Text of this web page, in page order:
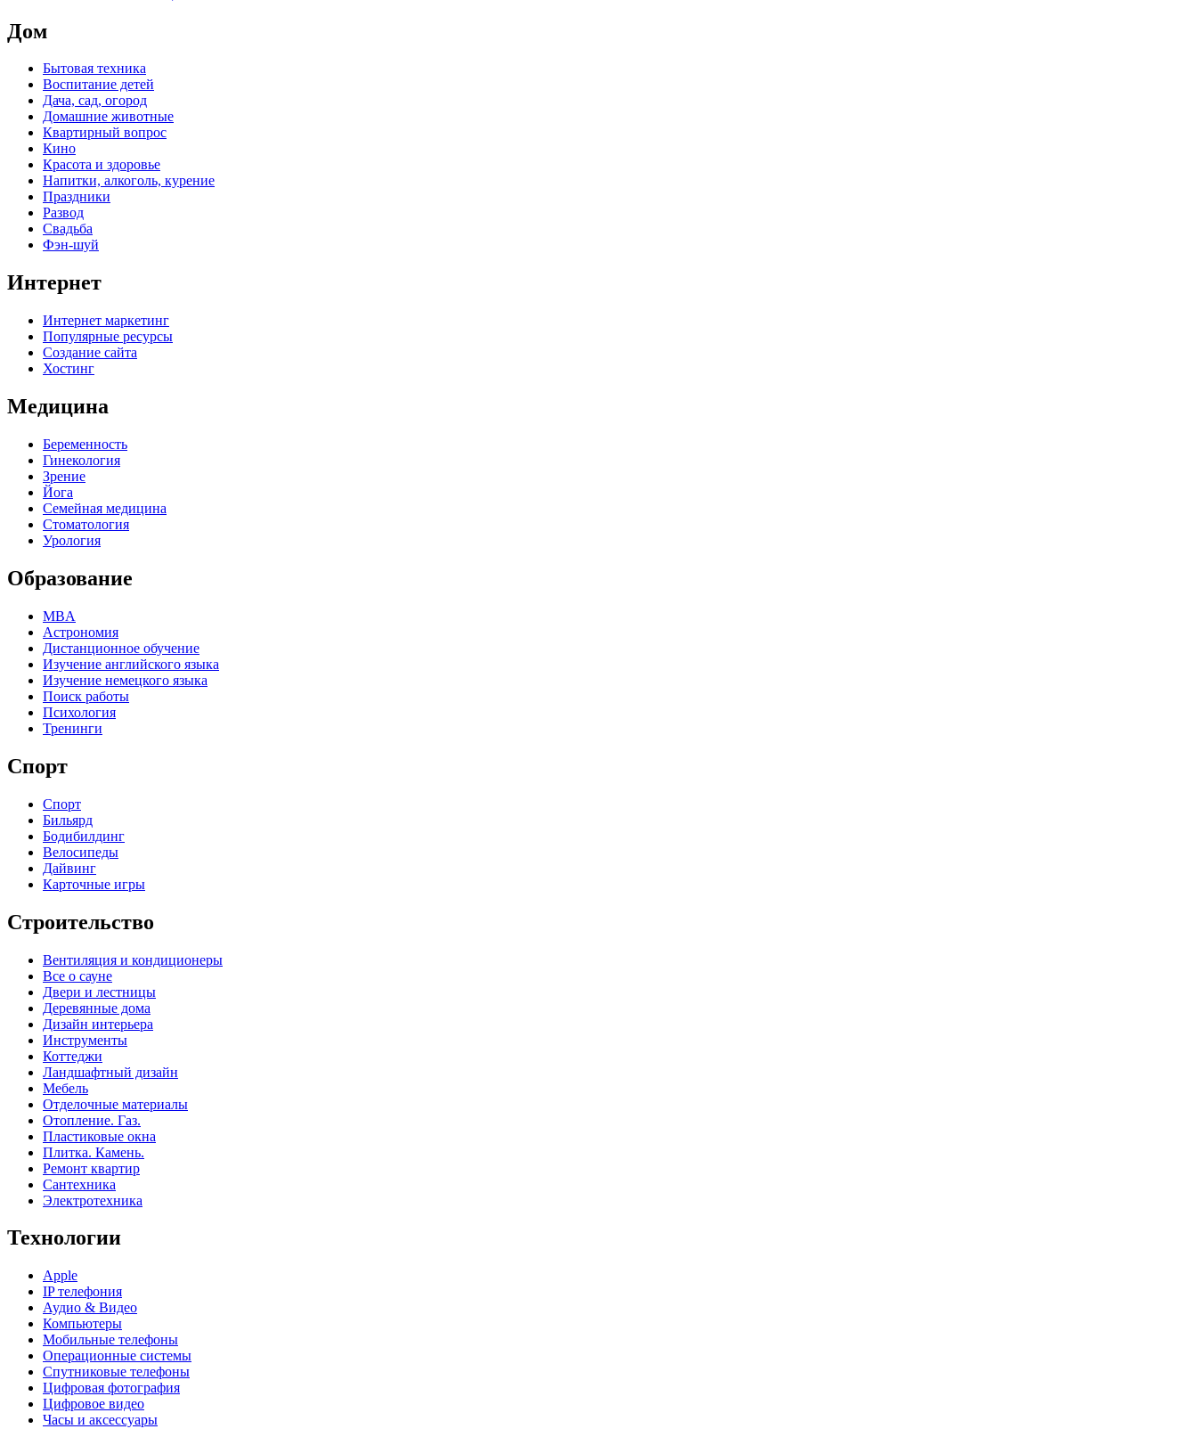
Дом
Бытовая техника
Воспитание детей
Дача, сад, огород
Домашние животные
Квартирный вопрос
Кино
Красота и здоровье
Напитки, алкоголь, курение
Праздники
Развод
Свадьба
Фэн-шуй
Интернет
Интернет маркетинг
Популярные ресурсы
Создание сайта
Хостинг
Медицина
Беременность
Гинекология
Зрение
Йога
Семейная медицина
Стоматология
Урология
Образование
MBA
Астрономия
Дистанционное обучение
Изучение английского языка
Изучение немецкого языка
Поиск работы
Психология
Тренинги
Спорт
Спорт
Бильярд
Бодибилдинг
Велосипеды
Дайвинг
Карточные игры
Строительство
Вентиляция и кондиционеры
Все о сауне
Двери и лестницы
Деревянные дома
Дизайн интерьера
Инструменты
Коттеджи
Ландшафтный дизайн
Мебель
Отделочные материалы
Отопление. Газ.
Пластиковые окна
Плитка. Камень.
Ремонт квартир
Сантехника
Электротехника
Технологии
Apple
IP телефония
Аудио & Видео
Компьютеры
Мобильные телефоны
Операционные системы
Спутниковые телефоны
Цифровая фотография
Цифровое видео
Часы и аксессуары